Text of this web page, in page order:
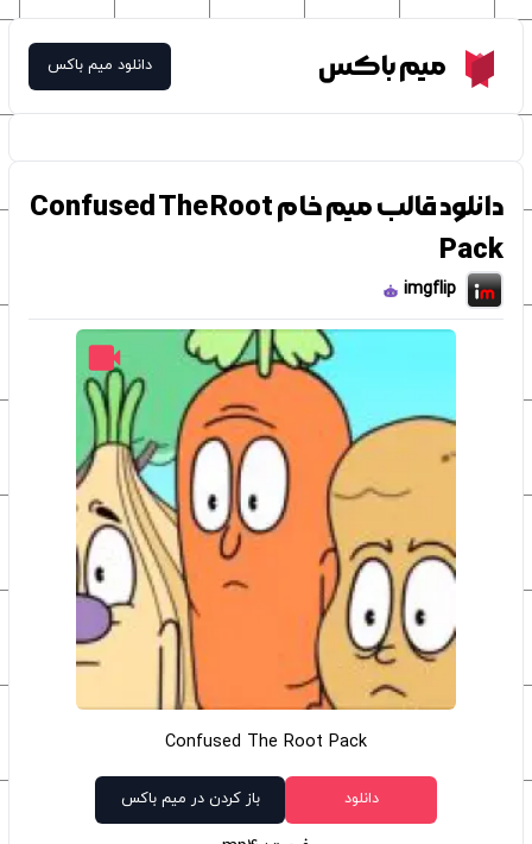
Meme Boxمیم باکس دانلود میم باکس
دانلود قالب میم خام Confused The Root
Pack
imgflip
Confused The Root Pack
دانلود باز کردن در میم باکس